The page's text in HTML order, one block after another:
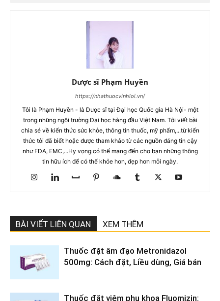
Dược sĩ Phạm Huyền
https://nhathuocvinhloi.vn/
Tôi là Phạm Huyền - là Dược sĩ tại Đại học Quốc gia Hà Nội- một
trong những ngôi trường Đại học hàng đầu Việt Nam. Tôi viết bài
chia sẻ về kiến thức sức khỏe, thông tin thuốc, mỹ phẩm,...từ kiến
thức tôi đã biết hoặc được tham khảo từ các nguồn đáng tin cậy
như FDA, EMC,...Hy vọng có thể mang đến cho bạn những thông
tin hữu ích để có thể khỏe hơn, đẹp hơn mỗi ngày.
BÀI VIẾT LIÊN QUAN XEM THÊM
Thuốc đặt âm đạo Metronidazol
500mg: Cách đặt, Liều dùng, Giá bán
Thuốc đặt viêm phụ khoa Fluomizin: